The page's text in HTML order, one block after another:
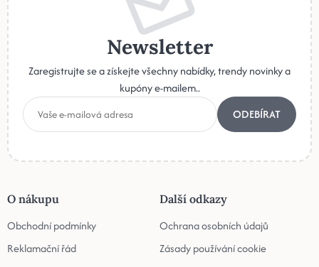
Newsletter
Zaregistrujte se a získejte všechny nabídky, trendy novinky a
kupóny e-mailem..
ODEBÍRAT
O nákupu
Obchodní podmínky
Reklamační řád
Další odkazy
Ochrana osobních údajů
Zásady používání cookie